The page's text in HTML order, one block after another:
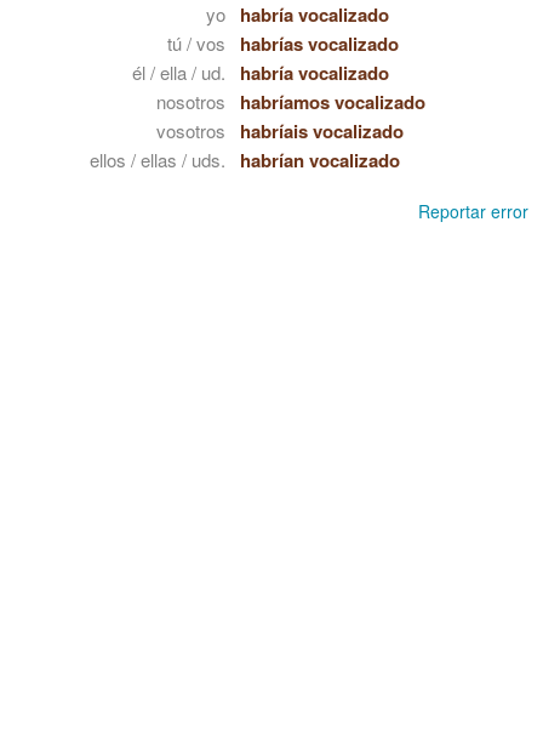
yo habría vocalizado
tú / vos habrías vocalizado
él / ella / ud. habría vocalizado
nosotros habríamos vocalizado
vosotros habríais vocalizado
ellos / ellas / uds. habrían vocalizado
Reportar error